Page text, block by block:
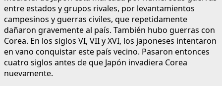
entre estados y grupos rivales, por levantamientos
campesinos y guerras civiles, que repetidamente
dañaron gravemente al país. También hubo guerras con
Corea. En los siglos VI, VII y XVI, los japoneses intentaron
en vano conquistar este país vecino. Pasaron entonces
cuatro siglos antes de que Japón invadiera Corea
nuevamente.